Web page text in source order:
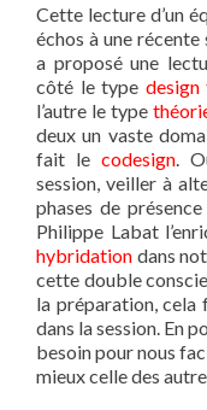
Cette lecture d’un
échos à une
a proposé une
côté le type design
l’autre le type
deux un vaste
fait lecodesign .
session, veiller à
phases de
Philippe Labat
hybridation dans
cette double
la préparation, cela
dans la session. En
besoin pour nous
mieux celle des